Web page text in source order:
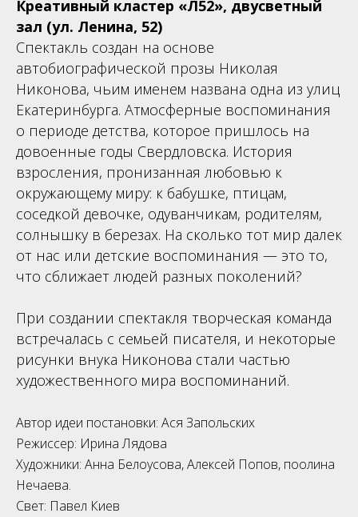
Креативный кластер «Л52», двусветный
зал (ул. Ленина, 52)
Спектакль создан на основе
автобиографической прозы Николая
Никонова, чьим именем названа одна из улиц
Екатеринбурга. Атмосферные воспоминания
о периоде детства, которое пришлось на
довоенные годы Свердловска. История
взросления, пронизанная любовью к
окружающему миру: к бабушке, птицам,
соседкой девочке, одуванчикам, родителям,
солнышку в березах. На сколько тот мир далек
от нас или детские воспоминания — это то,
что сближает людей разных поколений?
При создании спектакля творческая команда
встречалась с семьей писателя, и некоторые
рисунки внука Никонова стали частью
художественного мира воспоминаний.
Автор идеи постановки: Ася Запольских
Режиссер: Ирина Лядова
Художники: Анна Белоусова, Алексей Попов, поолина
Нечаева.
Свет: Павел Киев